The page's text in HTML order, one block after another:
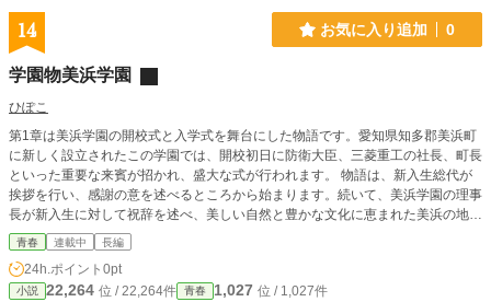
14 お気に入り追加 0
学園物美浜学園
ひぽこ
第1章は美浜学園の開校式と入学式を舞台にした物語です。愛知県知多郡美浜町
に新しく設立されたこの学園では、開校初日に防衛大臣、三菱重工の社長、町長
といった重要な来賓が招かれ、盛大な式が行われます。 物語は、新入生総代が
挨拶を行い、感謝の意を述べるところから始まります。続いて、美浜学園の理事
長が新入生に対して祝辞を述べ、美しい自然と豊かな文化に恵まれた美浜の地で
の学びを激励します。理事長自身も新しく着任したばかりで、新入生と共に成長
していく決意を表明します。 さらに、防衛大臣や三菱重工の社長が、新入生に
向けて将来の展望や友人関係の重要性について語り、学園生活を充実させるため
のアドバイスを送ります。 最後に、町長が美浜学園の開校を宣言し、式は無事
青春 連載中 長編
24h.ポイント 0pt
小説 22,264 位 / 22,264件 青春 1,027 位 / 1,027件